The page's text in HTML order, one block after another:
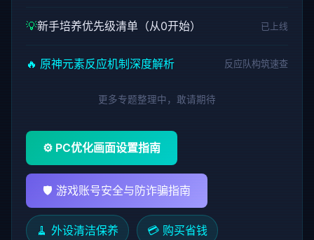
💡新手培养优先级清单（从0开始） 已上线
🔥 原神元素反应机制深度解析 反应队构筑速查
更多专题整理中，敢请期待
⚙️ PC优化画面设置指南
🛡️ 游戏账号安全与防诈骗指南
🧹 外设清洁保养 💳 购买省钱